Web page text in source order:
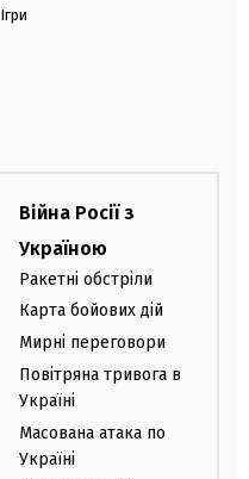
Ігри
Війна Росії з
Україною
Ракетні обстріли
Карта бойових дій
Мирні переговори
Повітряна тривога в
Україні
Масована атака по
Україні